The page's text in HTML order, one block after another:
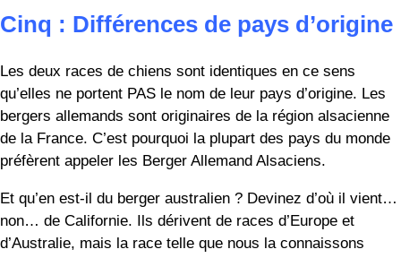
septième.
l’on considère que les premiers Aussies sont apparus dans
les années 1940, cette race se porte remarquablement
bien. Il se pourrait qu’un jour prochain, l’Aussie dépasse la
Berger Allemand en popularité.
Sept : Différences d’espérance de
vie